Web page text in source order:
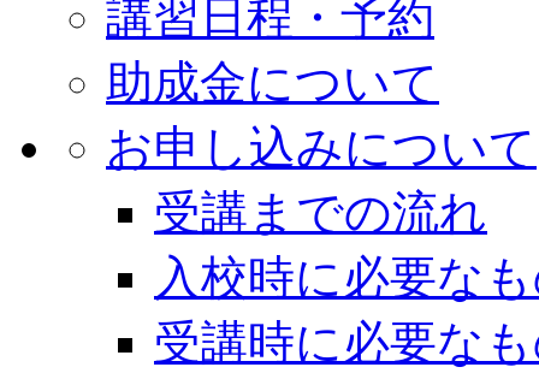
講習日程・予約
助成金について
お申し込みについて
受講までの流れ
入校時に必要な
受講時に必要な